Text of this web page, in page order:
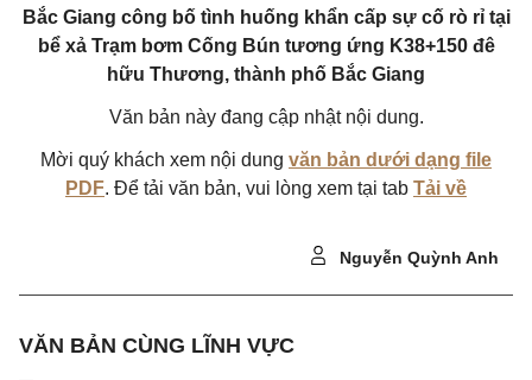
Bắc Giang công bố tình huống khẩn cấp sự cố rò rỉ tại
bể xả Trạm bơm Cống Bún tương ứng K38+150 đê
hữu Thương, thành phố Bắc Giang
Văn bản này đang cập nhật nội dung.
Mời quý khách xem nội dung văn bản dưới dạng file
PDF. Để tải văn bản, vui lòng xem tại tab Tải về
Nguyễn Quỳnh Anh
VĂN BẢN CÙNG LĨNH VỰC